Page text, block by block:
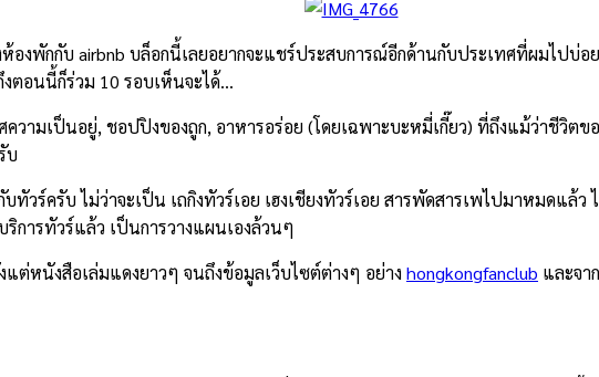
องพักกับ airbnb บล็อกนี้เลยอยากจะแชร์ประสบการณ์อีกด้านกับประเทศที่ผมไปบ่
ตอนนี้ก็ร่วม 10 รอบเห็นจะได้…
วามเป็นอยู่, ชอปปิงของถูก, อาหารอร่อย (โดยเฉพาะบะหมี่เกี๊ยว) ที่ถึงแม้ว่าชีวิต
บ
ร์ครับ ไม่ว่าจะเป็น เถกิงทัวร์เอย เฮงเชียงทัวร์เอย สารพัดสารเพไปมาหมดแล้ว
การทัวร์แล้ว เป็นการวางแผนเองล้วนๆ
หนังสือเล่มแดงยาวๆ จนถึงข้อมูลเว็บไซต์ต่างๆ อย่าง hongkongfanclub และจา